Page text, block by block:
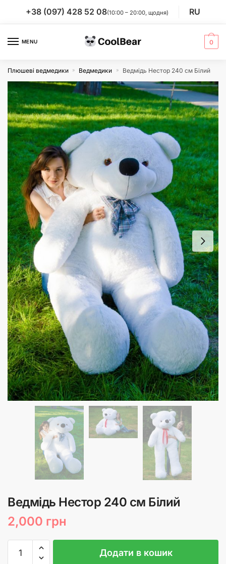
+38 (097) 428 52 08(10:00 – 20:00, щодня) RU
MENU 0
Плюшеві ведмедики » Ведмедики » Ведмідь Нестор 240 см Білий
Ведмідь Нестор 240 см Білий
2,000 грн
Нестор
Додати в кошик